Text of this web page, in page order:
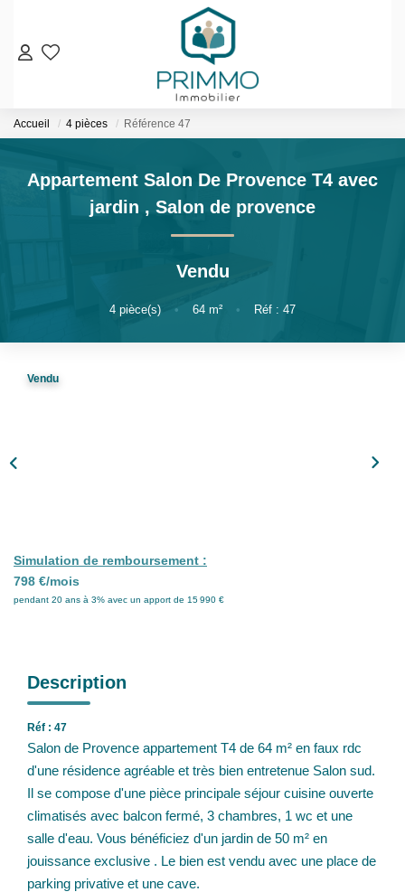
VENTES
Nos Biens En Vente
LOCATIONS
Accueil 4 pièces Référence 47
Appartement Salon De Provence T4 avec
jardin , Salon de provence
Vendu
4 pièce(s) • 64 m² • Réf : 47
Vendu
Simulation de remboursement :
798 €/mois
pendant 20 ans à 3% avec un apport de 15 990 €
Description
Réf : 47
Salon de Provence appartement T4 de 64 m² en faux rdc
d'une résidence agréable et très bien entretenue Salon sud.
Il se compose d'une pièce principale séjour cuisine ouverte
climatisés avec balcon fermé, 3 chambres, 1 wc et une
salle d'eau. Vous bénéficiez d'un jardin de 50 m² en
jouissance exclusive . Le bien est vendu avec une place de
parking privative et une cave.